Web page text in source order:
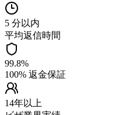
5 分以内
平均返信時間
99.8%
100% 返金保証
14年以上